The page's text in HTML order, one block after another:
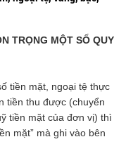
TRỌNG MỘT SỐ QUY
tiền mặt, ngoại tệ thực
tiền thu được (chuyển
tiền mặt của đơn vị) thì
mặt” mà ghi vào bên